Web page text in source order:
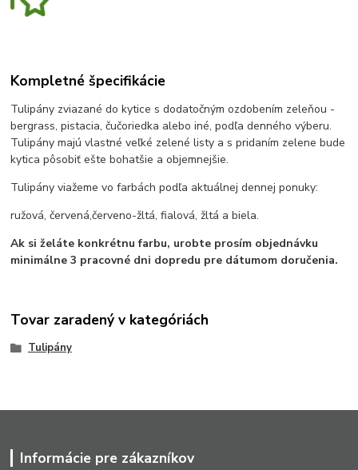
Kompletné špecifikácie
Tulipány zviazané do kytice s dodatočným ozdobením zeleňou -
bergrass, pistacia, čučoriedka alebo iné, podľa denného výberu.
Tulipány majú vlastné veľké zelené listy a s pridaním zelene bude
kytica pôsobiť ešte bohatšie a objemnejšie.
Tulipány viažeme vo farbách podľa aktuálnej dennej ponuky:
ružová, červená,červeno-žltá, fialová, žltá a biela.
Ak si želáte konkrétnu farbu, urobte prosím objednávku
minimálne 3 pracovné dni dopredu pre dátumom doručenia.
Tovar zaradený v kategóriách
Tulipány
Informácie pre zákazníkov